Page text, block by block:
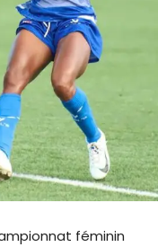
féminin